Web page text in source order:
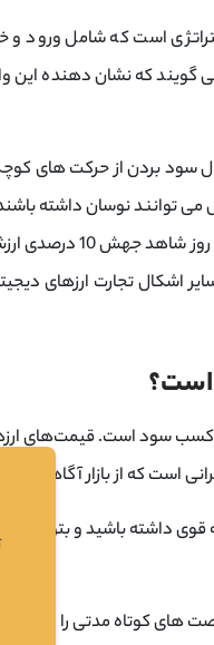
است که شامل ورود و
گویند که نشان دهنده
بردن از حرکت های کوچک
می توانند نوسان داشته
حتی یک کالا بسیار
اشکال تجارت ارزهای
است؟
کسب سود است. قیمت‌های
است که از بازار آگاهی دارند.
داشته باشید و بتوانید
های کوتاه مدتی را ارائه